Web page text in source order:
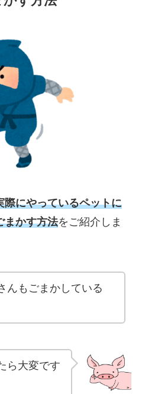
際にやっているペットに
まかす方法をご紹介しま
んもごまかしている
ら大変です